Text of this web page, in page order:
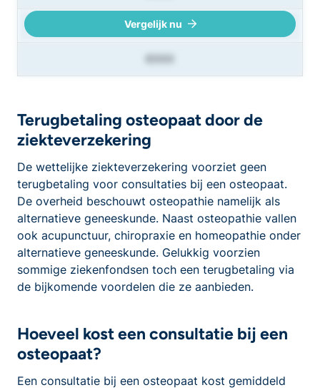
€XXX
€XXX
Vergelijk nu
Terugbetaling osteopaat door de
ziekteverzekering
De wettelijke ziekteverzekering voorziet geen
terugbetaling voor consultaties bij een osteopaat.
De overheid beschouwt osteopathie namelijk als
alternatieve geneeskunde. Naast osteopathie vallen
ook acupunctuur, chiropraxie en homeopathie onder
alternatieve geneeskunde. Gelukkig voorzien
sommige ziekenfondsen toch een terugbetaling via
de bijkomende voordelen die ze aanbieden.
Hoeveel kost een consultatie bij een
osteopaat?
Een consultatie bij een osteopaat kost gemiddeld